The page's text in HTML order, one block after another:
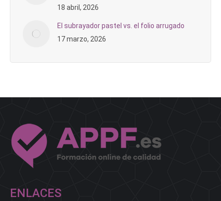
18 abril, 2026
El subrayador pastel vs. el folio arrugado
17 marzo, 2026
ENLACES